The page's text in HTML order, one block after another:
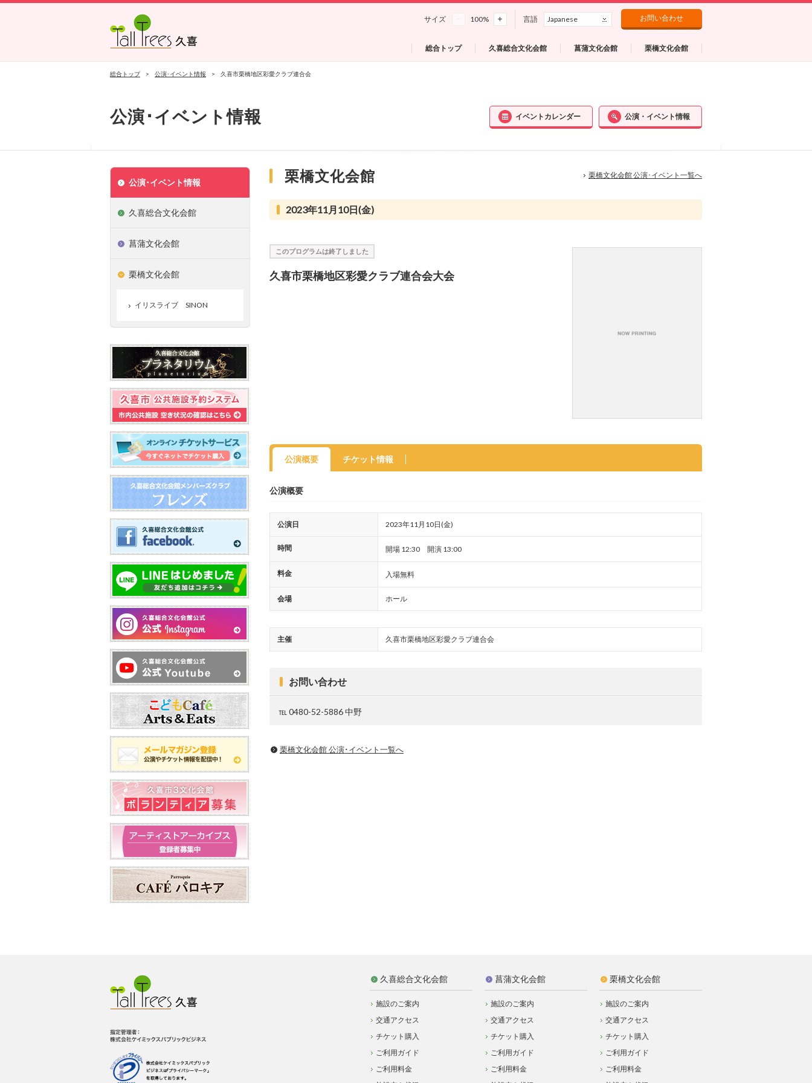
総合トップ 久喜総合文化会館 菖蒲文化会館 栗橋文化会館
サイズ 100% 言語 Japanese お問い合わせ
総合トップ 公演･イベント情報 久喜市栗橋地区彩愛クラブ連合会
公演･イベント情報 イベントカレンダー 公演・イベント情報
栗橋文化会館 栗橋文化会館 公演･イベント一覧へ
2023年11月10日(金)
このプログラムは終了しました
久喜市栗橋地区彩愛クラブ連合会大会
公演概要 チケット情報
公演概要
公演日 2023年11月10日(金)
時間 開場 12:30 開演 13:00
料金 入場無料
会場 ホール
主催 久喜市栗橋地区彩愛クラブ連合会
お問い合わせ
℡ 0480-52-5886 中野
栗橋文化会館 公演･イベント一覧へ
公演･イベント情報
久喜総合文化会館
菖蒲文化会館
栗橋文化会館
イリスライブ SINON
久喜総合文化会館
施設のご案内
交通アクセス
チケット購入
ご利用ガイド
ご利用料金
菖蒲文化会館
施設のご案内
交通アクセス
チケット購入
ご利用ガイド
ご利用料金
栗橋文化会館
施設のご案内
交通アクセス
チケット購入
ご利用ガイド
ご利用料金